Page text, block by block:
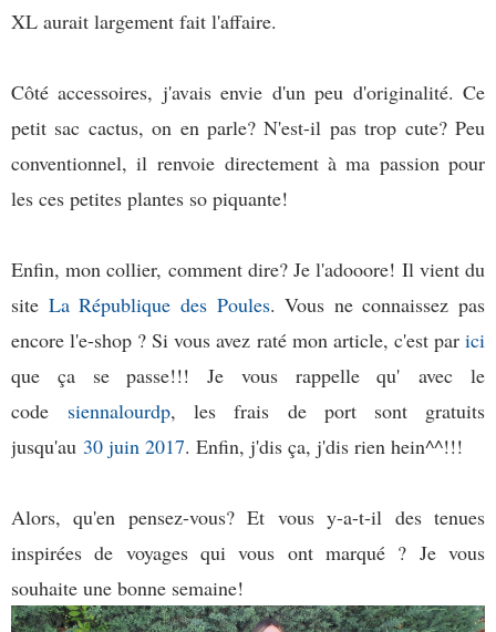
XL aurait largement fait l'affaire.
Côté accessoires, j'avais envie d'un peu d'originalité. Ce
petit sac cactus, on en parle? N'est-il pas trop cute? Peu
conventionnel, il renvoie directement à ma passion pour
les ces petites plantes so piquante!
Enfin, mon collier, comment dire? Je l'adooore! Il vient du
site La République des Poules. Vous ne connaissez pas
encore l'e-shop ? Si vous avez raté mon article, c'est par ici
que ça se passe!!! Je vous rappelle qu' avec le
code siennalourdp, les frais de port sont gratuits
jusqu'au 30 juin 2017. Enfin, j'dis ça, j'dis rien hein^^!!!
Alors, qu'en pensez-vous? Et vous y-a-t-il des tenues
inspirées de voyages qui vous ont marqué ? Je vous
souhaite une bonne semaine!